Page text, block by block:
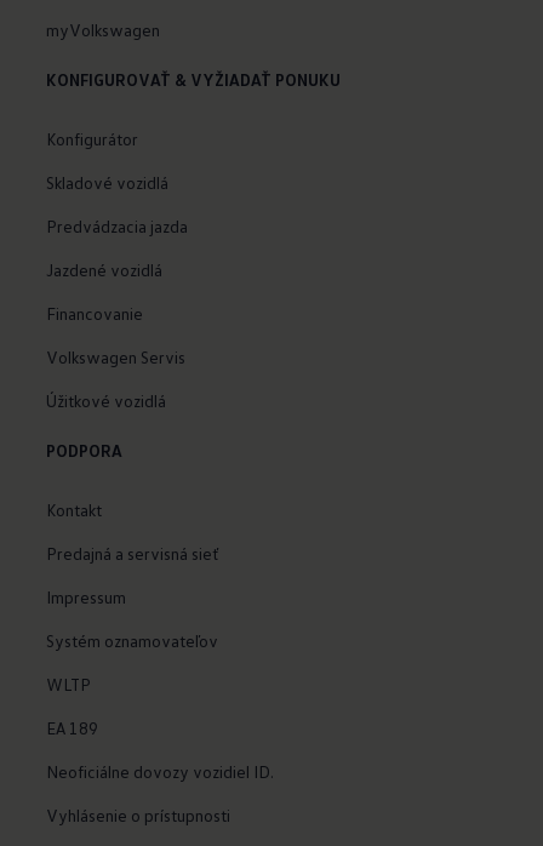
myVolkswagen
KONFIGUROVAŤ & VYŽIADAŤ PONUKU
Konfigurátor
Skladové vozidlá
Predvádzacia jazda
Jazdené vozidlá
Financovanie
Volkswagen Servis
Úžitkové vozidlá
PODPORA
Kontakt
Predajná a servisná sieť
Impressum
Systém oznamovateľov
WLTP
EA 189
Neoficiálne dovozy vozidiel ID.
Vyhlásenie o prístupnosti